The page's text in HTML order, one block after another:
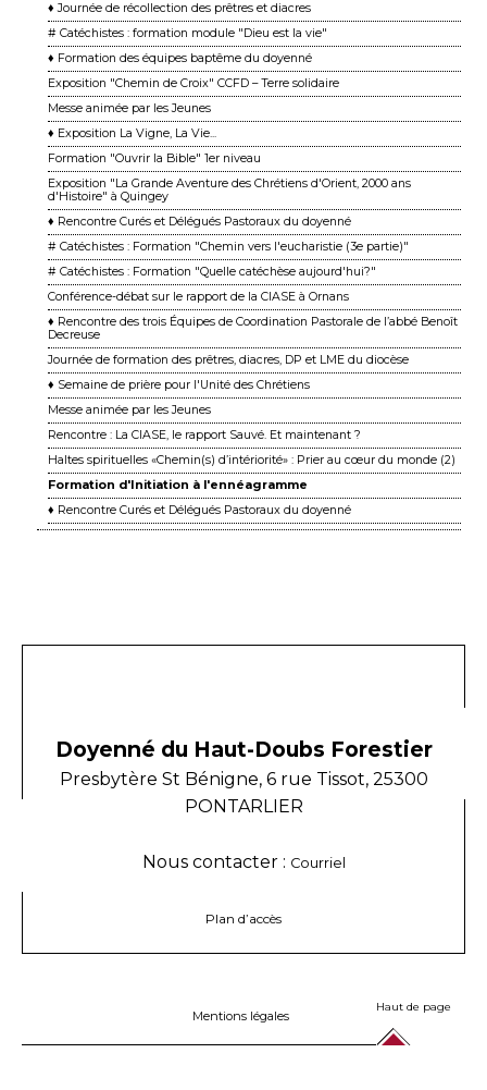
♦ Journée de récollection des prêtres et diacres
# Catéchistes : formation module "Dieu est la vie"
♦ Formation des équipes baptême du doyenné
Exposition "Chemin de Croix" CCFD – Terre solidaire
Messe animée par les Jeunes
♦ Exposition La Vigne, La Vie...
Formation "Ouvrir la Bible" 1er niveau
Exposition "La Grande Aventure des Chrétiens d'Orient, 2000 ans
d'Histoire" à Quingey
♦ Rencontre Curés et Délégués Pastoraux du doyenné
# Catéchistes : Formation "Chemin vers l'eucharistie (3e partie)"
# Catéchistes : Formation "Quelle catéchèse aujourd'hui?"
Conférence-débat sur le rapport de la CIASE à Ornans
♦ Rencontre des trois Équipes de Coordination Pastorale de l’abbé Benoît
Decreuse
Journée de formation des prêtres, diacres, DP et LME du diocèse
♦ Semaine de prière pour l'Unité des Chrétiens
Messe animée par les Jeunes
Rencontre : La CIASE, le rapport Sauvé. Et maintenant ?
Haltes spirituelles «Chemin(s) d’intériorité» : Prier au cœur du monde (2)
Formation d'Initiation à l'ennéagramme
♦ Rencontre Curés et Délégués Pastoraux du doyenné
Doyenné du Haut-Doubs Forestier
Presbytère St Bénigne, 6 rue Tissot, 25300
PONTARLIER
Nous contacter : Courriel
Plan d’accès
Mentions légales
Haut de page